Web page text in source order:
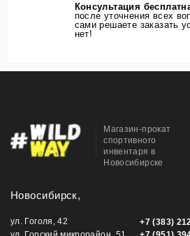
Консультация
после уточнения всех
сами решаете заказать
нет!
Магазин-прокат
спортивного
инвентаря в
Новосибирске
Новосибирск,
ул. Гоголя, 42
+7 (383)